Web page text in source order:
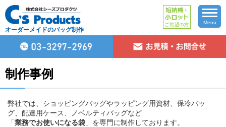
オーダーメイドのバッグ制作
Menu
制作事例
弊社では、ショッピングバッグやラッピング用資材、保冷バッ
グ、配達用ケース、ノベルティバッグなど
「業務でお使いになる袋 」を専門に制作しております。